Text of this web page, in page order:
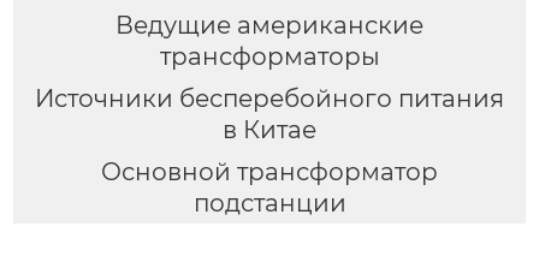
Ведущие американские
трансформаторы
Источники бесперебойного питания
в Китае
Основной трансформатор
подстанции